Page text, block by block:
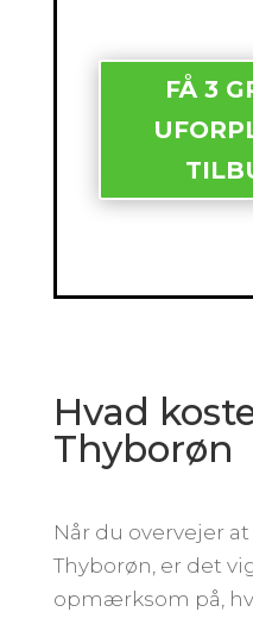
FÅ 3
Hvad
Thyborøn
Når du overvejer
Thyborøn, er det
opmærksom på,